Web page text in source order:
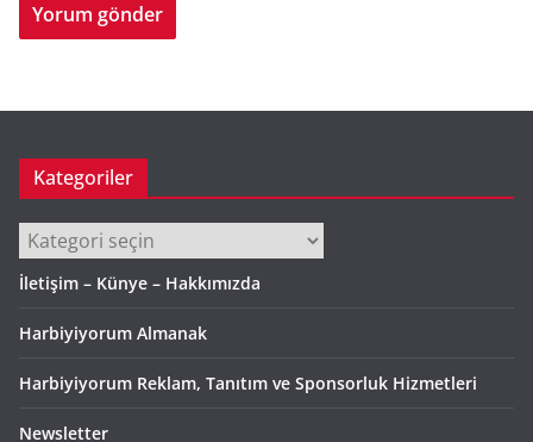
Kategoriler
Kategoriler
İletişim – Künye – Hakkımızda
Harbiyiyorum Almanak
Harbiyiyorum Reklam, Tanıtım ve Sponsorluk Hizmetleri
Newsletter